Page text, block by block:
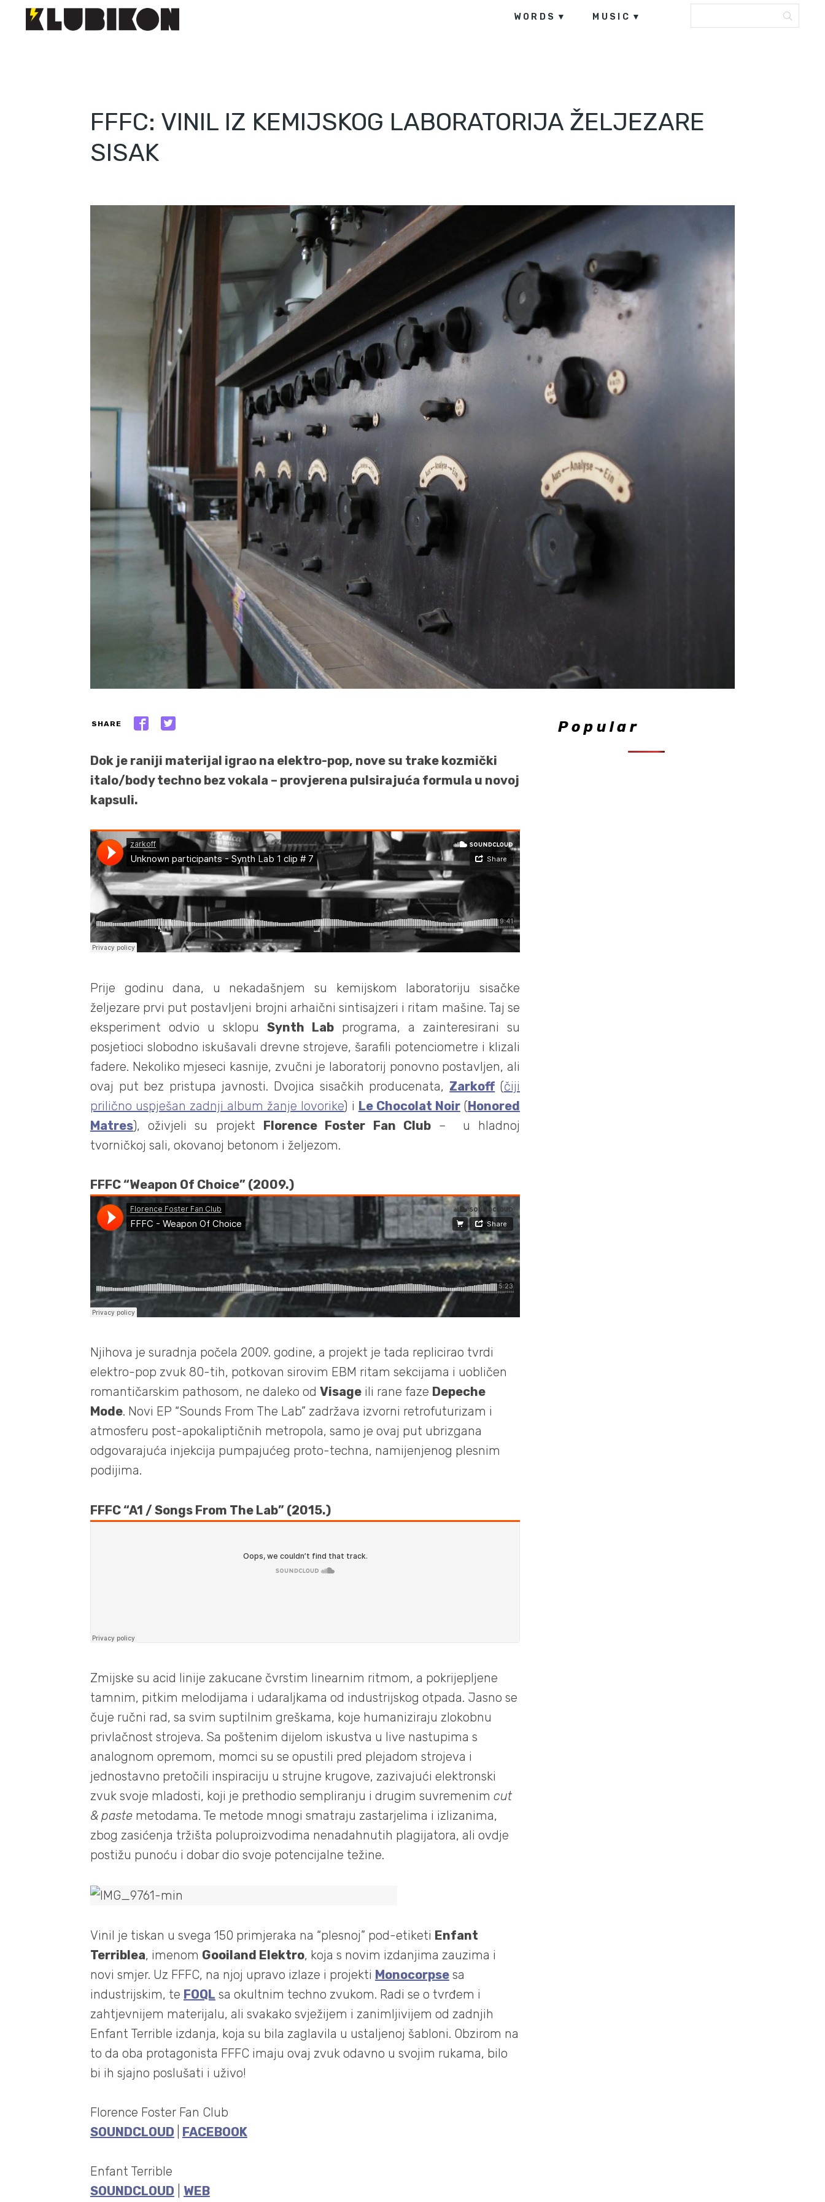
WORDS MUSIC
FFFC: VINIL IZ KEMIJSKOG LABORATORIJA ŽELJEZARE
SISAK
SHARE
Dok je raniji materijal igrao na elektro-pop, nove su trake kozmički
italo/body techno bez vokala – provjerena pulsirajuća formula u novoj
kapsuli.
Prije godinu dana, u nekadašnjem su kemijskom laboratoriju sisačke
željezare prvi put postavljeni brojni arhaični sintisajzeri i ritam mašine. Taj se
eksperiment odvio u sklopu Synth Labprograma, a zainteresirani su
posjetioci slobodno iskušavali drevne strojeve, šarafili potenciometre i klizali
fadere. Nekoliko mjeseci kasnije, zvučni je laboratorij ponovno postavljen, ali
ovaj put bez pristupa javnosti. Dvojica sisačkih producenata, Zarkoff (čiji
prilično uspješan zadnji album žanje lovorike) i Le Chocolat Noir(Honored
Matres), oživjeli su projekt Florence Foster Fan Club– u hladnoj
tvorničkoj sali, okovanoj betonom i željezom.
FFFC “Weapon Of Choice” (2009.)
Njihova je suradnja počela 2009. godine, a projekt je tada replicirao tvrdi
elektro-pop zvuk 80-tih, potkovan sirovim EBM ritam sekcijama i uobličen
romantičarskim pathosom, ne daleko od Visageili rane faze Depeche
Mode. Novi EP “Sounds From The Lab” zadržava izvorni retrofuturizam i
atmosferu post-apokaliptičnih metropola, samo je ovaj put ubrizgana
odgovarajuća injekcija pumpajućeg proto-techna, namijenjenog plesnim
podijima.
FFFC “A1 / Songs From The Lab” (2015.)
Zmijske su acid linije zakucane čvrstim linearnim ritmom, a pokrijepljene
tamnim, pitkim melodijama i udaraljkama od industrijskog otpada. Jasno se
čuje ručni rad, sa svim suptilnim greškama, koje humaniziraju zlokobnu
privlačnost strojeva. Sa poštenim dijelom iskustva u live nastupima s
analognom opremom, momci su se opustili pred plejadom strojeva i
jednostavno pretočili inspiraciju u strujne krugove, zazivajući elektronski
zvuk svoje mladosti, koji je prethodio sempliranju i drugim suvremenim cut
& pastemetodama. Te metode mnogi smatraju zastarjelima i izlizanima,
zbog zasićenja tržišta poluproizvodima nenadahnutih plagijatora, ali ovdje
postižu punoću i dobar dio svoje potencijalne težine.
Vinil je tiskan u svega 150 primjeraka na “plesnoj” pod-etiketi Enfant
Terriblea, imenom Gooiland Elektro, koja s novim izdanjima zauzima i
novi smjer. Uz FFFC, na njoj upravo izlaze i projekti Monocorpsesa
industrijskim, te FOQL sa okultnim techno zvukom. Radi se o tvrđem i
zahtjevnijem materijalu, ali svakako svježijem i zanimljivijem od zadnjih
Enfant Terrible izdanja, koja su bila zaglavila u ustaljenoj šabloni. Obzirom na
to da oba protagonista FFFC imaju ovaj zvuk odavno u svojim rukama, bilo
bi ih sjajno poslušati i uživo!
Florence Foster Fan Club
SOUNDCLOUD
FACEBOOK
Enfant Terrible
SOUNDCLOUD
WEB
Popular